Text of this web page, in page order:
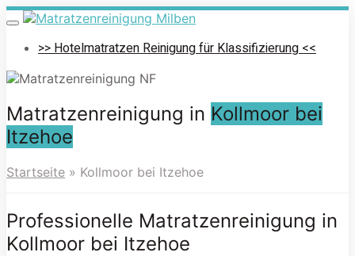
Skip
to
main
Toggle
navigation>> Hotelmatratzen Reinigung für Klassifizierung <<
Matratzenreinigung in Kollmoor bei
Itzehoe
Startseite » Kollmoor bei Itzehoe
Professionelle Matratzenreinigung in
Kollmoor bei Itzehoe